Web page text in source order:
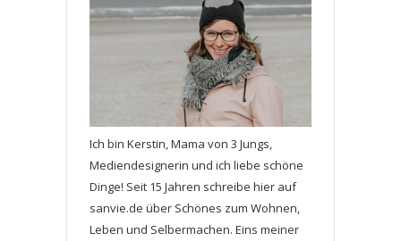
Ich bin Kerstin, Mama von 3 Jungs,
Mediendesignerin und ich liebe schöne
Dinge! Seit 15 Jahren schreibe hier auf
sanvie.de über Schönes zum Wohnen,
Leben und Selbermachen. Eins meiner